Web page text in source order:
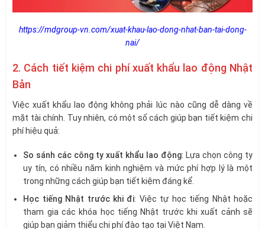
https://mdgroup-vn.com/xuat-khau-lao-dong-nhat-ban-tai-dong-
nai/
2. Cách tiết kiệm chi phí xuất khẩu lao động Nhật
Bản
Việc xuất khẩu lao động không phải lúc nào cũng dễ dàng về
mặt tài chính. Tuy nhiên, có một số cách giúp bạn tiết kiệm chi
phí hiệu quả:
So sánh các công ty xuất khẩu lao động: Lựa chọn công ty
uy tín, có nhiều năm kinh nghiệm và mức phí hợp lý là một
trong những cách giúp bạn tiết kiệm đáng kể.
Học tiếng Nhật trước khi đi: Việc tự học tiếng Nhật hoặc
tham gia các khóa học tiếng Nhật trước khi xuất cảnh sẽ
giúp bạn giảm thiểu chi phí đào tạo tại Việt Nam.